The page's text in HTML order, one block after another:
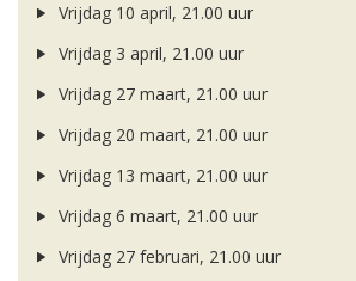
Vrijdag 10 april, 21.00 uur
Vrijdag 3 april, 21.00 uur
Vrijdag 27 maart, 21.00 uur
Vrijdag 20 maart, 21.00 uur
Vrijdag 13 maart, 21.00 uur
Vrijdag 6 maart, 21.00 uur
Vrijdag 27 februari, 21.00 uur